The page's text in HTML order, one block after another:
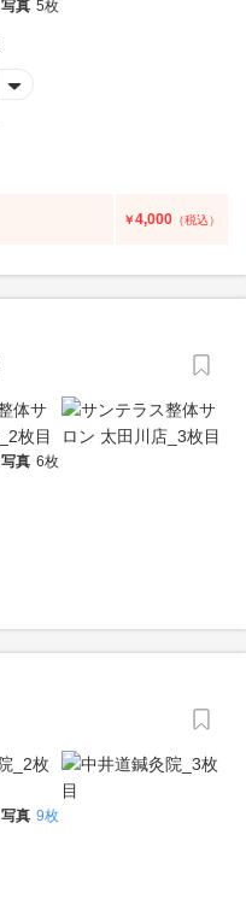
写真 5枚
￥4,000 （税込）
写真 6枚
写真 9枚